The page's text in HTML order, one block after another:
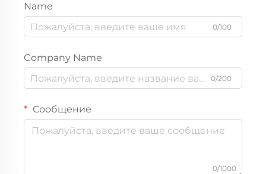
Name
0/100
Company Name
0/200
Сообщение
0/1000